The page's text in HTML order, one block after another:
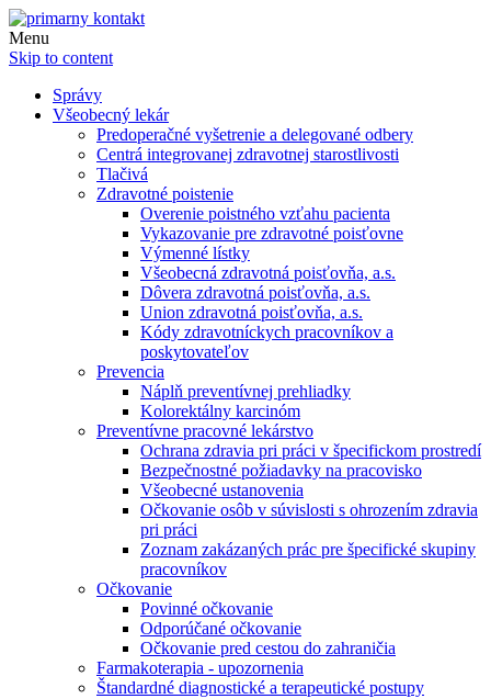
Menu
Skip to content
Správy
Všeobecný lekár
Predoperačné vyšetrenie a delegované odbery
Centrá integrovanej zdravotnej starostlivosti
Tlačivá
Zdravotné poistenie
Overenie poistného vzťahu pacienta
Vykazovanie pre zdravotné poisťovne
Výmenné lístky
Všeobecná zdravotná poisťovňa, a.s.
Dôvera zdravotná poisťovňa, a.s.
Union zdravotná poisťovňa, a.s.
Kódy zdravotníckych pracovníkov a
poskytovateľov
Prevencia
Náplň preventívnej prehliadky
Kolorektálny karcinóm
Preventívne pracovné lekárstvo
Ochrana zdravia pri práci v špecifickom prostredí
Bezpečnostné požiadavky na pracovisko
Všeobecné ustanovenia
Očkovanie osôb v súvislosti s ohrozením zdravia
pri práci
Zoznam zakázaných prác pre špecifické skupiny
pracovníkov
Očkovanie
Povinné očkovanie
Odporúčané očkovanie
Očkovanie pred cestou do zahraničia
Farmakoterapia - upozornenia
Štandardné diagnostické a terapeutické postupy